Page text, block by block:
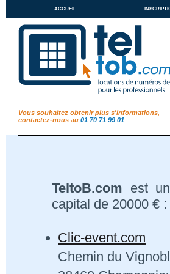
accueil
Vous souhaitez obtenir plus s'informations,
contactez-nous au 01 70 71 99 01
TeltoB.com est
capital de 20000 € :
Clic-event.com
Chemin du